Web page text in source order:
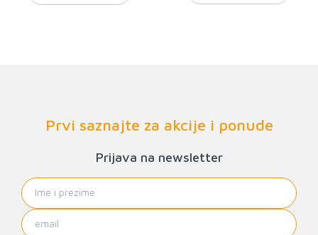
Prvi saznajte za akcije i ponude
Prijava na newsletter